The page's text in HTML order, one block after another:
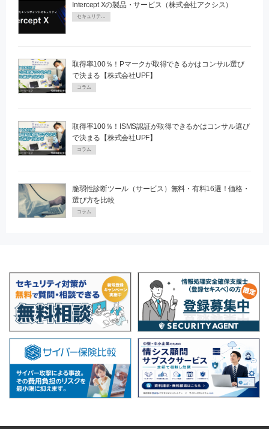
Intercept Xの製品・サービス（株式会社アクシス）
セキュリティPR
取得率100％！Pマークが取得できるかはコンサル選び
で決まる【株式会社UPF】
コラム
取得率100％！ISMS認証が取得できるかはコンサル選び
で決まる【株式会社UPF】
コラム
脆弱性診断ツール（サービス）無料・有料16選！価格・
選び方を比較
コラム